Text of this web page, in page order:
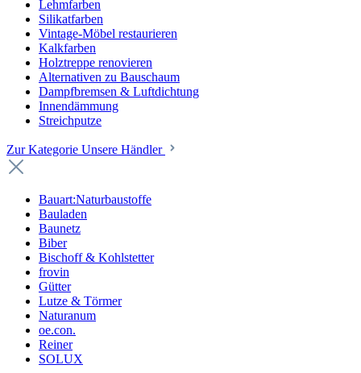
Lehmfarben
Silikatfarben
Vintage-Möbel restaurieren
Kalkfarben
Holztreppe renovieren
Alternativen zu Bauschaum
Dampfbremsen & Luftdichtung
Innendämmung
Streichputze
Zur Kategorie Unsere Händler
Bauart:Naturbaustoffe
Bauladen
Baunetz
Biber
Bischoff & Kohlstetter
frovin
Gütter
Lutze & Törmer
Naturanum
oe.con.
Reiner
SOLUX